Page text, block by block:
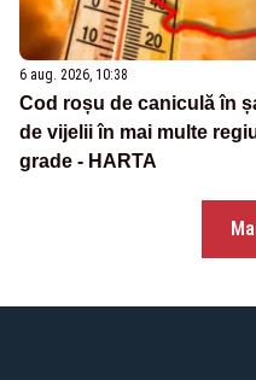
6 aug. 2026, 10:38
Cod roșu de caniculă în
de vijelii în mai multe
grade - HARTA